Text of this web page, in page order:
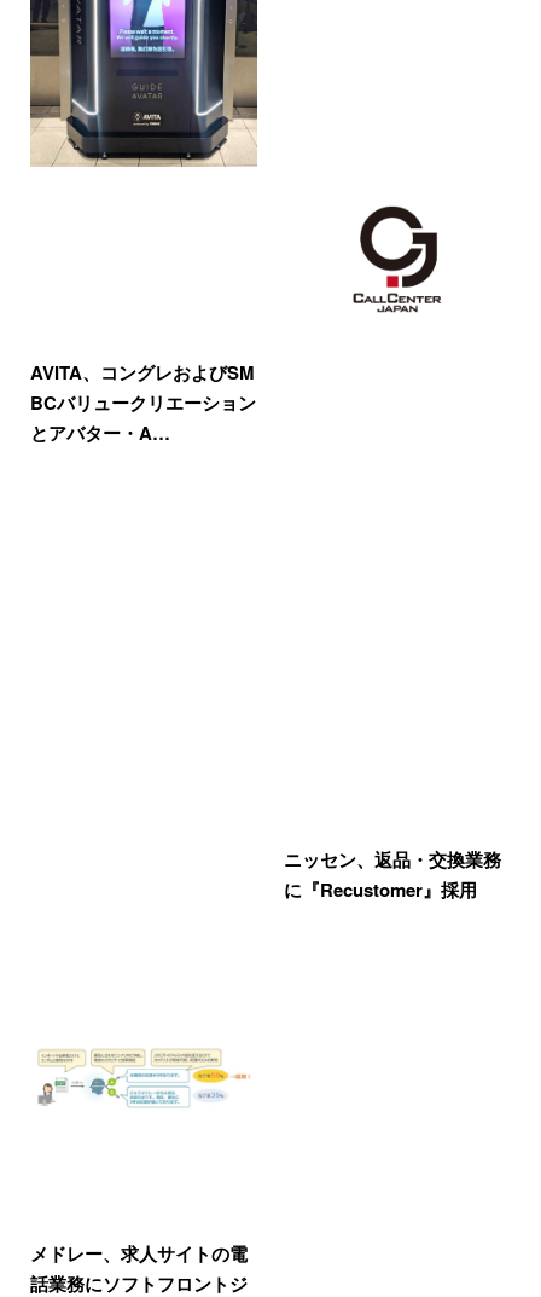
AVITA、コングレおよびSM
BCバリュークリエーション
とアバター・A…
ニッセン、返品・交換業務
に『Recustomer』採用
メドレー、求人サイトの電
話業務にソフトフロントジ